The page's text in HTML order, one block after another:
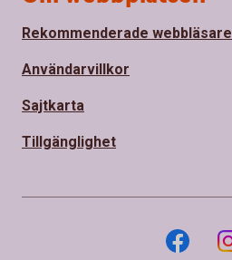
Rekommenderade webbläsare
Användarvillkor
Sajtkarta
Tillgänglighet